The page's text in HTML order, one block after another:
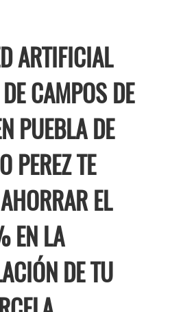
ARTIFICIAL
CAMPOS DE
PUEBLA DE
PEREZ TE
EL
EN LA
DE TU